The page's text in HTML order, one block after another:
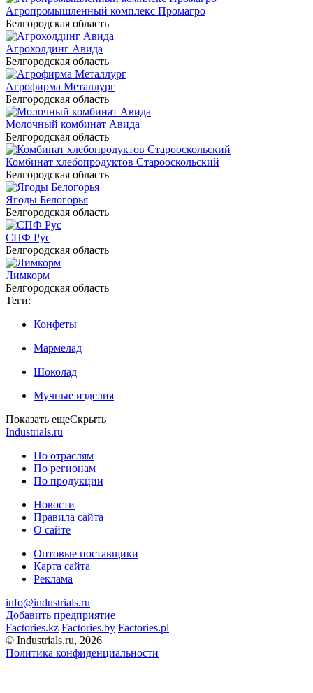
Агропромышленный комплекс Промагро
Белгородская область
Агрохолдинг Авида
Белгородская область
Агрофирма Металлург
Белгородская область
Молочный комбинат Авида
Белгородская область
Комбинат хлебопродуктов Старооскольский
Белгородская область
Ягоды Белогорья
Белгородская область
СПФ Рус
Белгородская область
Лимкорм
Белгородская область
Теги:
Конфеты
Мармелад
Шоколад
Мучные изделия
Показать ещеСкрыть
Industrials.ru
По отраслям
По регионам
По продукции
Новости
Правила сайта
О сайте
Оптовые поставщики
Карта сайта
Реклама
info@industrials.ru
Добавить предприятие
Factories.kz Factories.by Factories.pl
© Industrials.ru, 2026
Политика конфиденциальности